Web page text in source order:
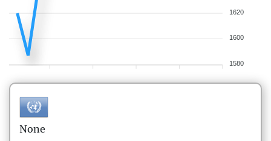
1620
1600
1580
None